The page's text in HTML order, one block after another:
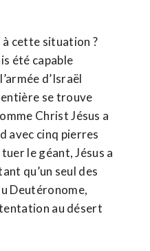
cette situation ?
été capable
d’Israël
se trouve
Christ Jésus a
avec cinq pierres
le géant, Jésus a
qu’un seul des
Deutéronome,
au désert